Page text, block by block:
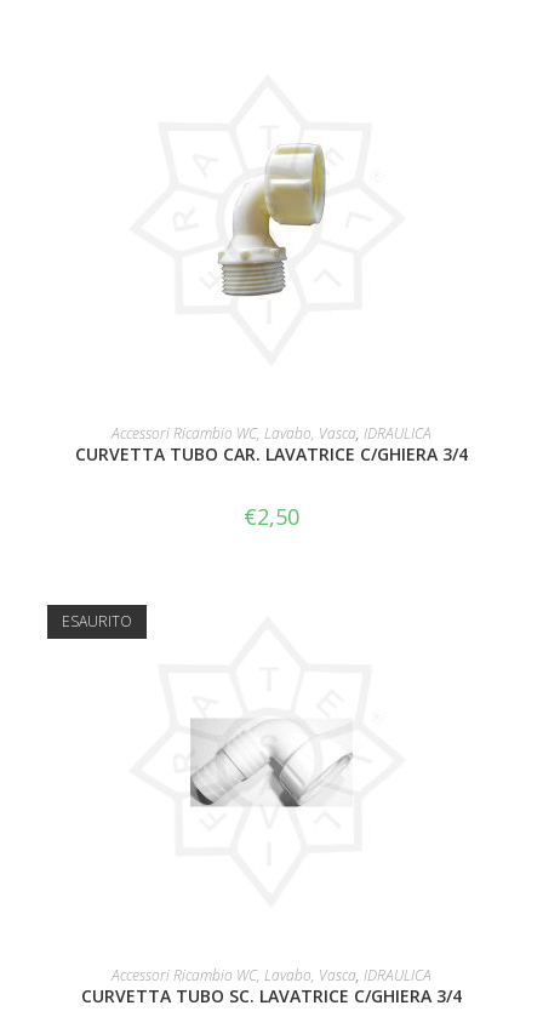
AGGIUNGI AL CARRELLO
Accessori Ricambio WC, Lavabo, Vasca, IDRAULICA
CURVETTA TUBO CAR. LAVATRICE C/GHIERA 3/4
€2,50
ESAURITO
LEGGI TUTTO
Accessori Ricambio WC, Lavabo, Vasca, IDRAULICA
CURVETTA TUBO SC. LAVATRICE C/GHIERA 3/4